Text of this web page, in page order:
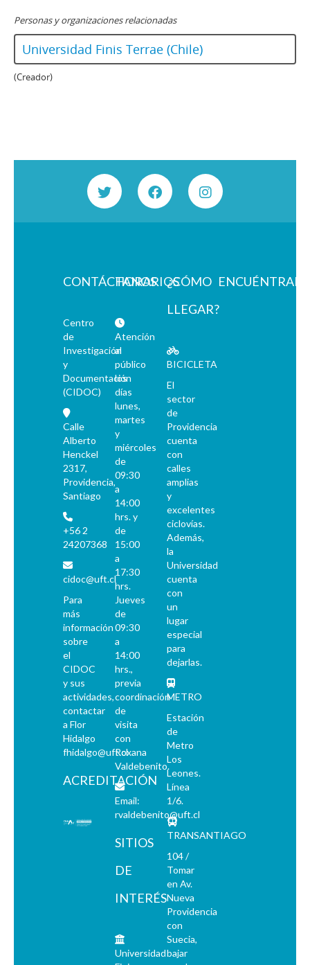
Personas y organizaciones relacionadas
Universidad Finis Terrae (Chile)
(Creador)
CONTÁCTANOS
Centro
de
Investigación
y
Documentación
(CIDOC)
Calle
Alberto
Henckel
2317,
Providencia,
Santiago
+56 2
24207368
cidoc@uft.cl
Para
más
información
sobre
el
CIDOC
y sus
actividades,
contactar
a Flor
Hidalgo
fhidalgo@uft.cl
ACREDITACIÓN
HORARIOS
Atención
al
público
los
días
lunes,
martes
y
miércoles
de
09:30
a
14:00
hrs. y
de
15:00
a
17:30
hrs.
Jueves
de
09:30
a
14:00
hrs.,
previa
coordinación
de
visita
con
Roxana
Valdebenito.
Email:
rvaldebenito@uft.cl
SITIOS
DE
INTERÉS
Universidad
¿CÓMO
LLEGAR?
BICICLETA
El
sector
de
Providencia
cuenta
con
calles
amplias
y
excelentes
ciclovías.
Además,
la
Universidad
cuenta
con
un
lugar
especial
para
dejarlas.
METRO
Estación
de
Metro
Los
Leones.
Línea
1/6.
TRANSANTIAGO
104 /
Tomar
en Av.
Nueva
Providencia
con
Suecia,
bajar